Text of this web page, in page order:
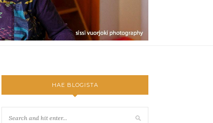
HAE BLOGISTA